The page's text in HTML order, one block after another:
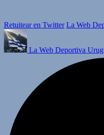
Retuitear en Twitter La Web
La Web Deportiva